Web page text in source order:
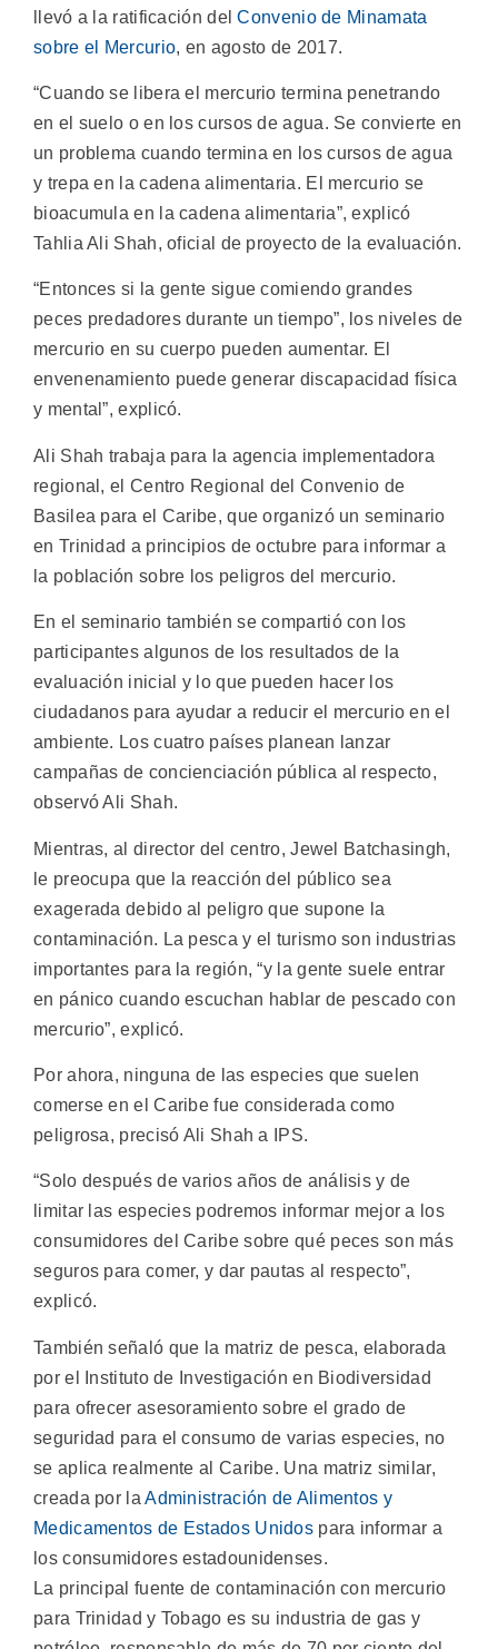
llevó a la ratificación delConvenio de Minamata
sobre el Mercurio, en agosto de 2017.
“Cuando se libera el mercurio termina penetrando
en el suelo o en los cursos de agua. Se convierte en
un problema cuando termina en los cursos de agua
y trepa en la cadena alimentaria. El mercurio se
bioacumula en la cadena alimentaria”, explicó
Tahlia Ali Shah, oficial de proyecto de la evaluación.
“Entonces si la gente sigue comiendo grandes
peces predadores durante un tiempo”, los niveles de
mercurio en su cuerpo pueden aumentar. El
envenenamiento puede generar discapacidad física
y mental”, explicó.
Ali Shah trabaja para la agencia implementadora
regional, el Centro Regional del Convenio de
Basilea para el Caribe, que organizó un seminario
en Trinidad a principios de octubre para informar a
la población sobre los peligros del mercurio.
En el seminario también se compartió con los
participantes algunos de los resultados de la
evaluación inicial y lo que pueden hacer los
ciudadanos para ayudar a reducir el mercurio en el
ambiente. Los cuatro países planean lanzar
campañas de concienciación pública al respecto,
observó Ali Shah.
Mientras, al director del centro, Jewel Batchasingh,
le preocupa que la reacción del público sea
exagerada debido al peligro que supone la
contaminación. La pesca y el turismo son industrias
importantes para la región, “y la gente suele entrar
en pánico cuando escuchan hablar de pescado con
mercurio”, explicó.
Por ahora, ninguna de las especies que suelen
comerse en el Caribe fue considerada como
peligrosa, precisó Ali Shah a IPS.
“Solo después de varios años de análisis y de
limitar las especies podremos informar mejor a los
consumidores del Caribe sobre qué peces son más
seguros para comer, y dar pautas al respecto”,
explicó.
También señaló que la matriz de pesca, elaborada
por el Instituto de Investigación en Biodiversidad
para ofrecer asesoramiento sobre el grado de
seguridad para el consumo de varias especies, no
se aplica realmente al Caribe. Una matriz similar,
creada por laAdministración de Alimentos y
Medicamentos de Estados Unidos para informar a
los consumidores estadounidenses.
La principal fuente de contaminación con mercurio
para Trinidad y Tobago es su industria de gas y